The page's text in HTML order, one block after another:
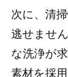
次に、清
逃せませ
な洗浄が
素材を採